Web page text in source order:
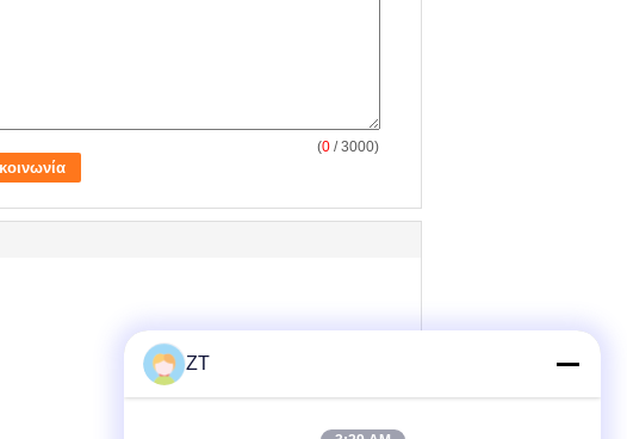
(0 / 3000)
ZT